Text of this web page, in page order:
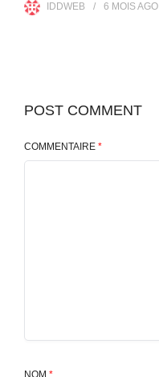
IDDWEB 6 MOISAGO
POST COMMENT
COMMENTAIRE *
NOM *